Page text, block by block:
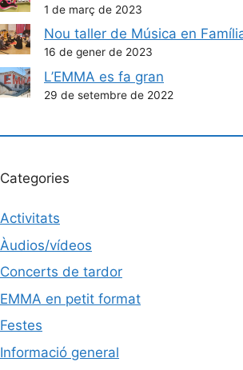
1 de març de 2023
Nou taller de Música en
16 de gener de 2023
L’EMMA es fa gran
29 de setembre de 2022
Categories
Activitats
Àudios/vídeos
Concerts de tardor
EMMA en petit format
Festes
Informació general